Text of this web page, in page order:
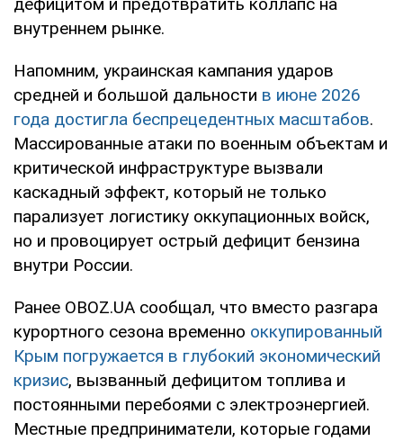
внутреннем рынке.
Напомним, украинская кампания ударов
средней и большой дальности в июне 2026
года достигла беспрецедентных масштабов.
Массированные атаки по военным объектам и
критической инфраструктуре вызвали
каскадный эффект, который не только
парализует логистику оккупационных войск,
но и провоцирует острый дефицит бензина
внутри России.
Ранее OBOZ.UA сообщал, что вместо разгара
курортного сезона временно оккупированный
Крым погружается в глубокий экономический
кризис, вызванный дефицитом топлива и
постоянными перебоями с электроэнергией.
Местные предприниматели, которые годами